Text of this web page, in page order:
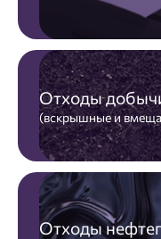
Отходы
(вскрышные и
Отходы